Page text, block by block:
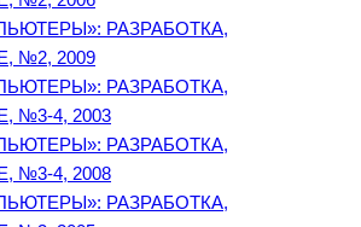
РАЗРАБОТКА,
№2, 2009
РАЗРАБОТКА,
№3-4, 2003
РАЗРАБОТКА,
№3-4, 2008
РАЗРАБОТКА,